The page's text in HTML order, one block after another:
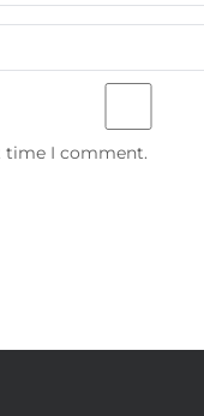
time I comment.